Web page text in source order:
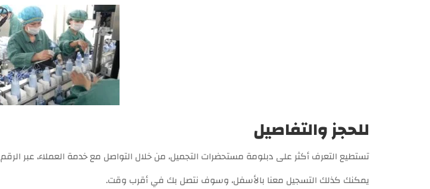
للحجز والتفاصيل
تستطيع التعرف أكثر على دبلومة مستحضرات التجميل، من خلال التواصل مع خدمة العملاء، عبر الرقم 01092916022.
يمكنك كذلك التسجيل معنا بالأسفل، وسوف نتصل بك في أقرب وقت.